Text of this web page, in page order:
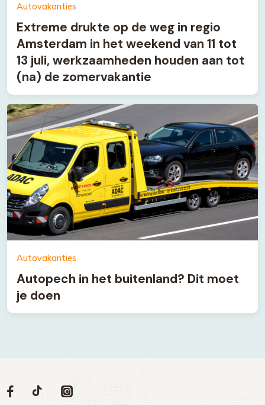
Autovakanties
Extreme drukte op de weg in regio
Amsterdam in het weekend van 11 tot
13 juli, werkzaamheden houden aan tot
(na) de zomervakantie
Autovakanties
Autopech in het buitenland? Dit moet
je doen
Volg
Social
Volg
Volg
Volg